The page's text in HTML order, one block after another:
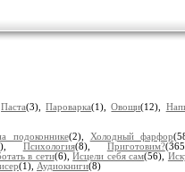
Паста(3),Пароварка(1),Овощи(12),
подоконнике(2), Холодный фарфор
Психология(8), Приготовим?
в сети(6),Исцели себя сам(56),
(1), Аудиокниги(8)